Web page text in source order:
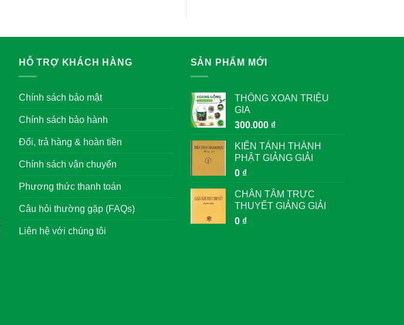
HỖ TRỢ KHÁCH HÀNG
Chính sách bảo mật
Chính sách bảo hành
Đổi, trả hàng & hoàn tiền
Chính sách vận chuyển
Phương thức thanh toán
Câu hỏi thường gặp (FAQs)
Liên hệ với chúng tôi
SẢN PHẨM MỚI
THÔNG XOAN TRIỆU
GIA
300.000 ₫
KIẾN TÁNH THÀNH
PHẬT GIẢNG GIẢI
0 ₫
CHÂN TÂM TRỰC
THUYẾT GIẢNG GIẢI
0 ₫